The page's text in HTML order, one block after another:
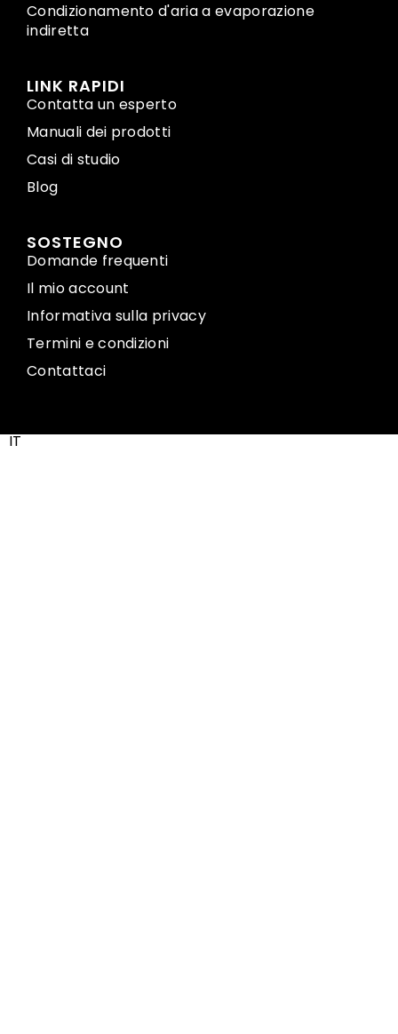
Condizionamento d'aria a evaporazione
indiretta
LINK RAPIDI
Contatta un esperto
Manuali dei prodotti
Casi di studio
Blog
SOSTEGNO
Domande frequenti
Il mio account
Informativa sulla privacy
Termini e condizioni
Contattaci
IT